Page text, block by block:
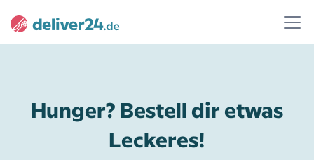
Hunger? Bestell dir etwas
Leckeres!